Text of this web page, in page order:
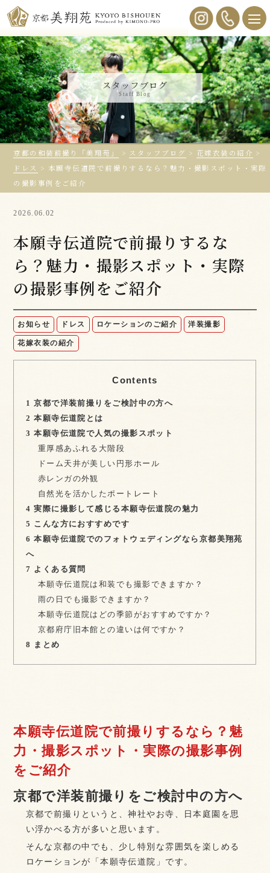
スタッフブログ
Staff Blog
京都の和装前撮り「美翔苑」 > スタッフブログ > 花嫁衣装の紹介 >
ドレス >本願寺伝道院で前撮りするなら？魅力・撮影スポット・実際
の撮影事例をご紹介
2026.06.02
本願寺伝道院で前撮りするな
ら？魅力・撮影スポット・実際
の撮影事例をご紹介
お知らせ ドレス ロケーションのご紹介 洋装撮影
花嫁衣装の紹介
Contents
1 京都で洋装前撮りをご検討中の方へ
2 本願寺伝道院とは
3 本願寺伝道院で人気の撮影スポット
重厚感あふれる大階段
ドーム天井が美しい円形ホール
赤レンガの外観
自然光を活かしたポートレート
4 実際に撮影して感じる本願寺伝道院の魅力
5 こんな方におすすめです
6 本願寺伝道院でのフォトウェディングなら京都美翔苑
へ
7 よくある質問
本願寺伝道院は和装でも撮影できますか？
雨の日でも撮影できますか？
本願寺伝道院はどの季節がおすすめですか？
京都府庁旧本館との違いは何ですか？
8 まとめ
本願寺伝道院で前撮りするなら？魅
力・撮影スポット・実際の撮影事例
をご紹介
京都で洋装前撮りをご検討中の方へ
京都で前撮りというと、神社やお寺、日本庭園を思
い浮かべる方が多いと思います。
そんな京都の中でも、少し特別な雰囲気を楽しめる
ロケーションが「本願寺伝道院」です。